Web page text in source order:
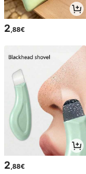
2 ,88€
2,88€